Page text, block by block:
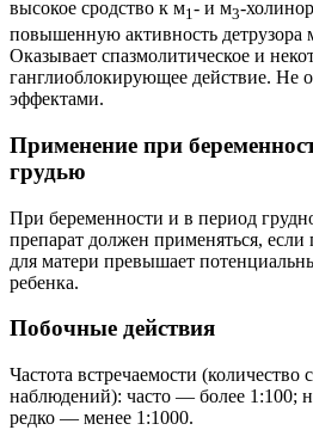
высокое сродство к м1- и м3-
повышенную активность детрузора
Оказывает спазмолитическое и
ганглиоблокирующее действие. Не
эффектами.
Применение при
грудью
При беременности и в период
препарат должен применяться, если
для матери превышает
ребенка.
Побочные действия
Частота встречаемости (количество
наблюдений): часто — более 1:100;
редко — менее 1:1000.